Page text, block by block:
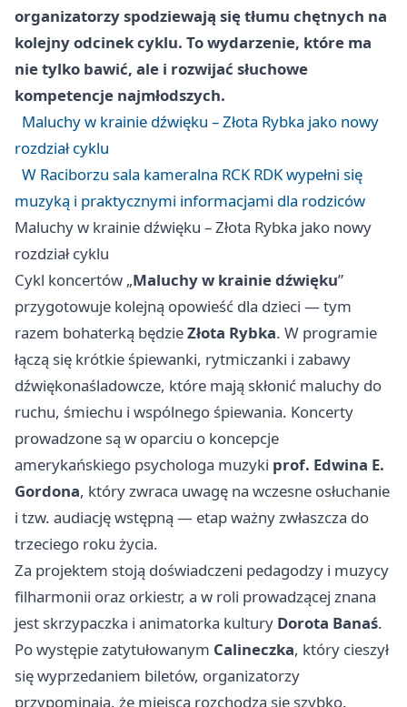
organizatorzy spodziewają się tłumu chętnych na
kolejny odcinek cyklu. To wydarzenie, które ma
nie tylko bawić, ale i rozwijać słuchowe
kompetencje najmłodszych.
Maluchy w krainie dźwięku – Złota Rybka jako nowy
rozdział cyklu
W Raciborzu sala kameralna RCK RDK wypełni się
muzyką i praktycznymi informacjami dla rodziców
Maluchy w krainie dźwięku – Złota Rybka jako nowy
rozdział cyklu
Cykl koncertów „Maluchy w krainie dźwięku”
przygotowuje kolejną opowieść dla dzieci — tym
razem bohaterką będzieZłota Rybka. W programie
łączą się krótkie śpiewanki, rytmiczanki i zabawy
dźwiękonaśladowcze, które mają skłonić maluchy do
ruchu, śmiechu i wspólnego śpiewania. Koncerty
prowadzone są w oparciu o koncepcje
amerykańskiego psychologa muzyki prof. Edwina E.
Gordona, który zwraca uwagę na wczesne osłuchanie
i tzw. audiację wstępną — etap ważny zwłaszcza do
trzeciego roku życia.
Za projektem stoją doświadczeni pedagodzy i muzycy
filharmonii oraz orkiestr, a w roli prowadzącej znana
jest skrzypaczka i animatorka kultury Dorota Banaś.
Po występie zatytułowanym Calineczka, który cieszył
się wyprzedaniem biletów, organizatorzy
przypominają, że miejsca rozchodzą się szybko.